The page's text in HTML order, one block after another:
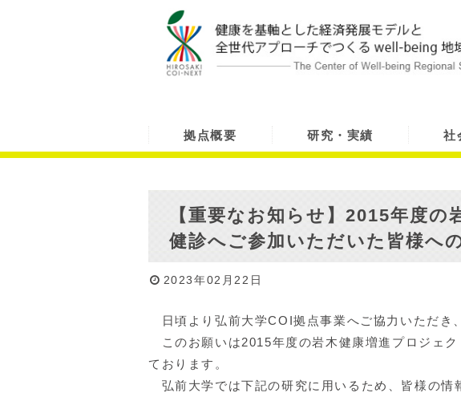
拠点概要 研究・実績 社
【重要なお知らせ】2015年度の
健診へご参加いただいた皆様へ
2023年02月22日
日頃より弘前大学COI拠点事業へご協力いただき
このお願いは2015年度の岩木健康増進プロジェ
ております。
弘前大学では下記の研究に用いるため、皆様の情